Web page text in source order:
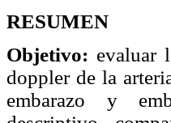
RESUMEN
Objetivo: evaluar
doppler de la
embarazo y